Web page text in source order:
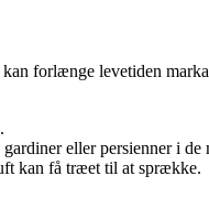
forlænge levetiden
eller persienner i de
kan få træet til at sprække.